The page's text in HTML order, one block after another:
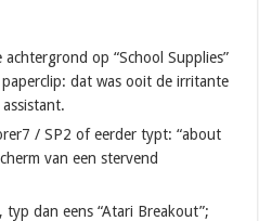
op “School Supplies”
dat was ooit de irritante
/ SP2 of eerder typt: “about
van een stervend
dan eens “Atari Breakout”;